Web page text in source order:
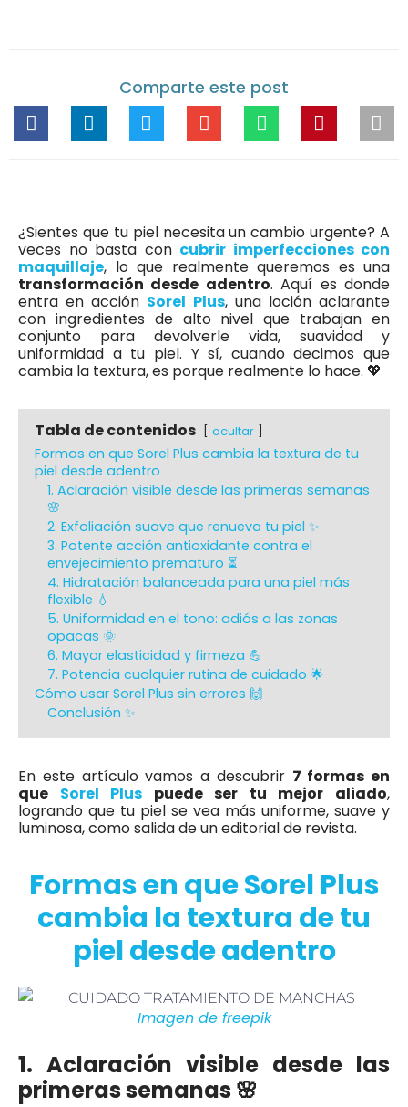
Comparte este post
¿Sientes que tu piel necesita un cambio urgente? A
veces no basta con cubrir imperfecciones con
maquillaje, lo que realmente queremos es una
transformación desde adentro. Aquí es donde
entra en acción Sorel Plus, una loción aclarante
con ingredientes de alto nivel que trabajan en
conjunto para devolverle vida, suavidad y
uniformidad a tu piel. Y sí, cuando decimos que
cambia la textura, es porque realmente lo hace. 💖
Tabla de contenidos ocultar
Formas en que Sorel Plus cambia la textura de tu
piel desde adentro
1. Aclaración visible desde las primeras semanas
🌸
2. Exfoliación suave que renueva tu piel ✨
3. Potente acción antioxidante contra el
envejecimiento prematuro ⏳
4. Hidratación balanceada para una piel más
flexible 💧
5. Uniformidad en el tono: adiós a las zonas
opacas 🌞
6. Mayor elasticidad y firmeza 💪
7. Potencia cualquier rutina de cuidado 🌟
Cómo usar Sorel Plus sin errores 🙌
Conclusión ✨
En este artículo vamos a descubrir 7 formas en
que Sorel Plus puede ser tu mejor aliado,
logrando que tu piel se vea más uniforme, suave y
luminosa, como salida de un editorial de revista.
Formas en que Sorel Plus
cambia la textura de tu
piel desde adentro
Imagen de freepik
1. Aclaración visible desde las
primeras semanas 🌸